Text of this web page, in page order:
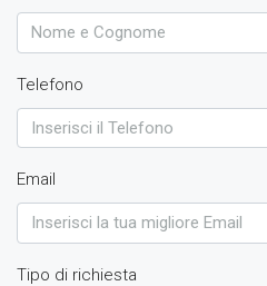
Telefono
Email
Tipo di richiesta